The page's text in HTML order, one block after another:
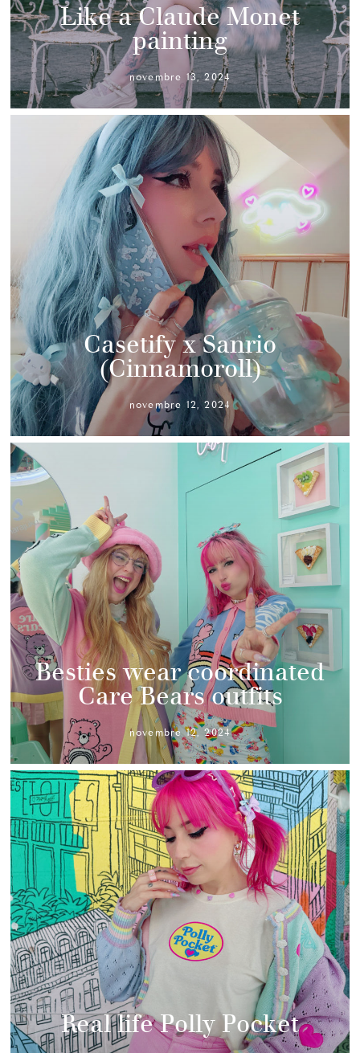
Like a Claude Monet
painting
novembre 13, 2024
Casetify x Sanrio
(Cinnamoroll)
novembre 12, 2024
Besties wear coordinated
Care Bears outfits
novembre 12, 2024
Real life Polly Pocket